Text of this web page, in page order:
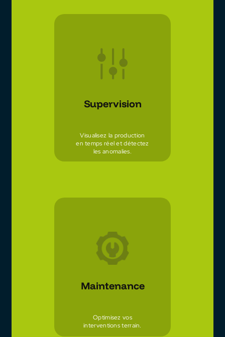
Supervision
Visualisez la production
en temps réel et détectez
les anomalies.
Maintenance
Optimisez vos
interventions terrain.